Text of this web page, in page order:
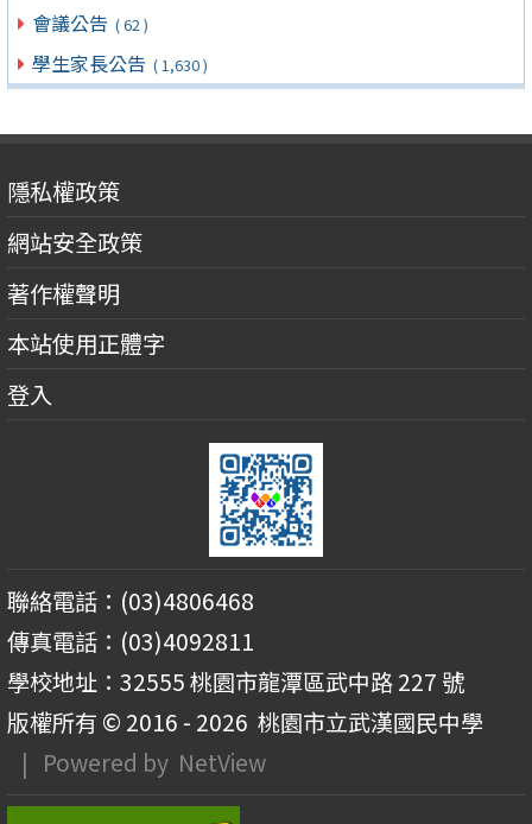
會議公告 ( 62 )
學生家長公告 ( 1,630 )
隱私權政策
網站安全政策
著作權聲明
本站使用正體字
登入
聯絡電話：(03)4806468
傳真電話：(03)4092811
學校地址：32555 桃園市龍潭區武中路 227 號
版權所有 © 2016 - 2026 桃園市立武漢國民中學
| Powered by NetView